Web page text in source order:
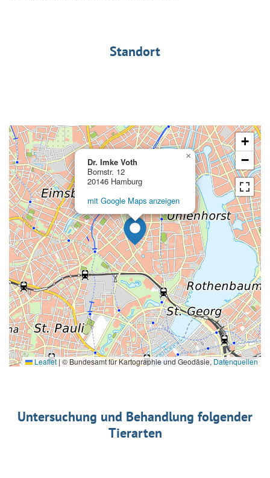
Standort
Dr. Imke Voth
Bornstr. 12
20146 Hamburg
mit Google Maps anzeigen
×
+
−
Leaflet | © Bundesamt für Kartographie und Geodäsie, Datenquellen
Untersuchung und Behandlung folgender
Tierarten